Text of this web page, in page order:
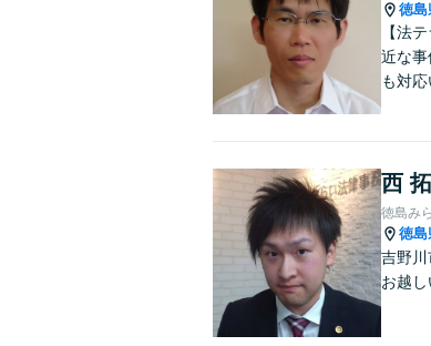
徳島
【法
近な
も対
西
徳島み
徳島
吉野
お越し